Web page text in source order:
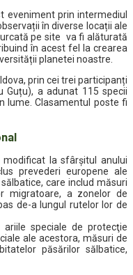
eveniment prin intermediul
în diverse locații ale
pe site va fi alăturată
în acest fel la crearea
planetei noastre.
prin cei trei participanți
Guțu), a adunat 115 specii
lume. Clasamentul poste fi
modificat la sfârșitul anului
prevederi europene ale
care includ măsuri
migratoare, a zonelor de
de-a lungul rutelor lor de
speciale de protecţie
ale acestora, măsuri de
păsărilor sălbatice,